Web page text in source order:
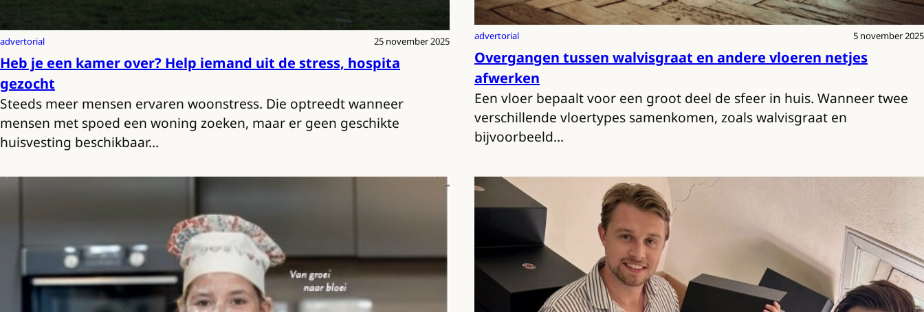
advertorial 25 november 2025
Heb je een kamer over? Help iemand uit de stress, hospita
gezocht
Steeds meer mensen ervaren woonstress. Die optreedt wanneer
mensen met spoed een woning zoeken, maar er geen geschikte
huisvesting beschikbaar…
advertorial 5 november 2025
Overgangen tussen walvisgraat en andere vloeren netjes
afwerken
Een vloer bepaalt voor een groot deel de sfeer in huis. Wanneer twee
verschillende vloertypes samenkomen, zoals walvisgraat en
bijvoorbeeld…